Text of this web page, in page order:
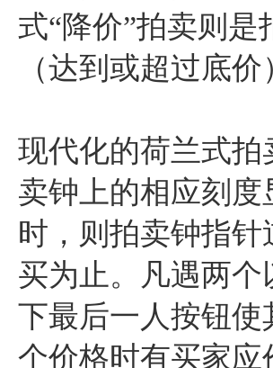
式“降价”拍卖则
（达到或超过底
现代化的荷兰式
卖钟上的相应刻
时，则拍卖钟指
买为止。凡遇两
下最后一人按钮
个价格时有买家